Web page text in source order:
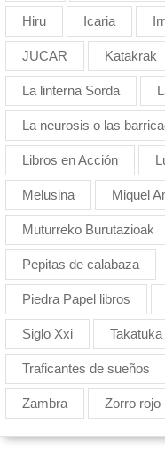
Hiru Icaria
JUCAR Katakrak
La linterna Sorda
La neurosis o las
Libros en Acción
Melusina Miquel
Muturreko Burutazioak
Pepitas de calabaza
Piedra Papel libros
Siglo Xxi Takatuka
Traficantes de sueños
Zambra Zorro rojo